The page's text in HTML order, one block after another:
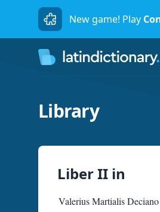
New game! Play
Library
Liber II in
Valerius Martialis Deciano